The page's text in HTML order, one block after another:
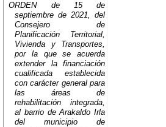
ORDEN de 15 de
septiembre de 2021, del
Consejero de
Planificación Territorial,
Vivienda y Transportes,
por la que se acuerda
extender la financiación
cualificada establecida
con carácter general para
las áreas de
rehabilitación integrada,
al barrio de Arakaldo Irla
del municipio de